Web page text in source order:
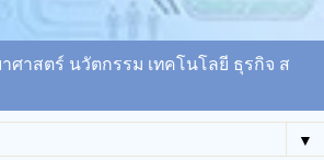
ศาสตร์ นวัตกรรม เทคโนโลยี ธุรกิจ ส
▼